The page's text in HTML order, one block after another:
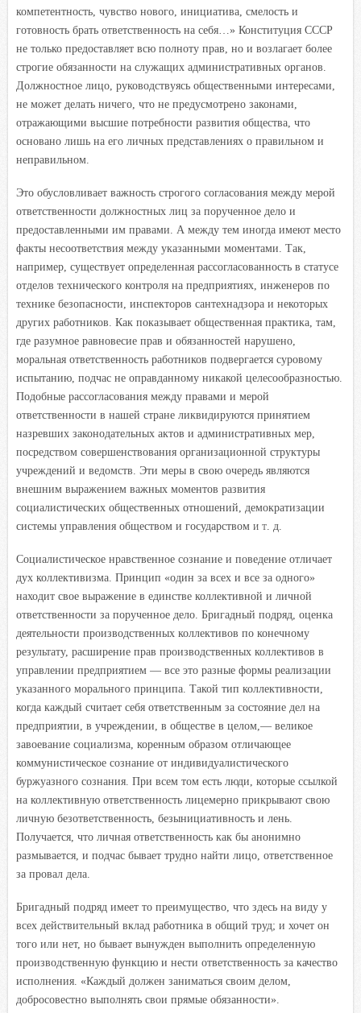
компетентность, чувство нового, инициатива, смелость и
готовность брать ответственность на себя…» Конституция СССР
не только предоставляет всю полноту прав, но и возлагает более
строгие обязанности на служащих административных органов.
Должностное лицо, руководствуясь общественными интересами,
не может делать ничего, что не предусмотрено законами,
отражающими высшие потребности развития общества, что
основано лишь на его личных представлениях о правильном и
неправильном.
Это обусловливает важность строгого согласования между мерой
ответственности должностных лиц за порученное дело и
предоставленными им правами. А между тем иногда имеют место
факты несоответствия между указанными моментами. Так,
например, существует определенная рассогласованность в статусе
отделов технического контроля на предприятиях, инженеров по
технике безопасности, инспекторов сантехнадзора и некоторых
других работников. Как показывает общественная практика, там,
где разумное равновесие прав и обязанностей нарушено,
моральная ответственность работников подвергается суровому
испытанию, подчас не оправданному никакой целесообразностью.
Подобные рассогласования между правами и мерой
ответственности в нашей стране ликвидируются принятием
назревших законодательных актов и административных мер,
посредством совершенствования организационной структуры
учреждений и ведомств. Эти меры в свою очередь являются
внешним выражением важных моментов развития
социалистических общественных отношений, демократизации
системы управления обществом и государством и т. д.
Социалистическое нравственное сознание и поведение отличает
дух коллективизма. Принцип «один за всех и все за одного»
находит свое выражение в единстве коллективной и личной
ответственности за порученное дело. Бригадный подряд, оценка
деятельности производственных коллективов по конечному
результату, расширение прав производственных коллективов в
управлении предприятием — все это разные формы реализации
указанного морального принципа. Такой тип коллективности,
когда каждый считает себя ответственным за состояние дел на
предприятии, в учреждении, в обществе в целом,— великое
завоевание социализма, коренным образом отличающее
коммунистическое сознание от индивидуалистического
буржуазного сознания. При всем том есть люди, которые ссылкой
на коллективную ответственность лицемерно прикрывают свою
личную безответственность, безынициативность и лень.
Получается, что личная ответственность как бы анонимно
размывается, и подчас бывает трудно найти лицо, ответственное
за провал дела.
Бригадный подряд имеет то преимущество, что здесь на виду у
всех действительный вклад работника в общий труд; и хочет он
того или нет, но бывает вынужден выполнить определенную
производственную функцию и нести ответственность за качество
исполнения. «Каждый должен заниматься своим делом,
добросовестно выполнять свои прямые обязанности».